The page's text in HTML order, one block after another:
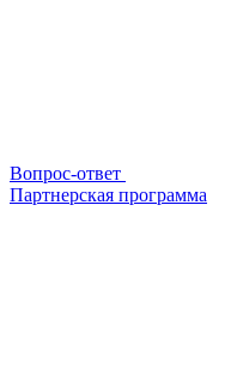
Вопрос-ответ
Партнерская программа